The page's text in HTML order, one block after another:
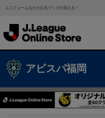
ユニフォームなどの公式グッズが買える！
アビスパ福岡